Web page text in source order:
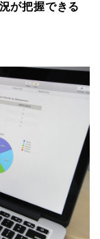
が把握できる